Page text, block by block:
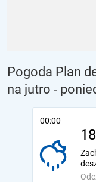
Pogoda Plan
na jutro -
00:00